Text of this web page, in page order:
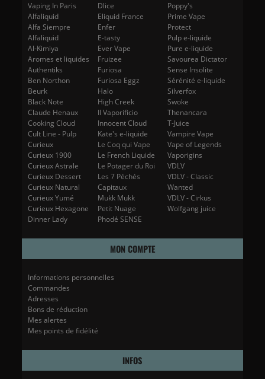
Vaping In Paris
Alfaliquid
Alfa Siempre
Alfaliquid
Al-Kimiya
Aromes et liquides
Authentiks
Ben Northon
Beurk
Black Note
Claude Henaux
Cooking Cloud
Cult Line - Pulp
Curieux
Curieux 1900
Curieux Astrale
Curieux Dessert
Curieux Natural
Curieux Yumé
Curieux Hexagone
Dinner Lady
Dlice
Eliquid France
Enfer
E-tasty
Ever Vape
Fruizee
Furiosa
Furiosa Eggz
Halo
High Creek
Il Vaporificio
Innocent Cloud
Kate's e-liquide
Le Coq qui Vape
Le French Liquide
Le Potager du Roi
Les 7 Péchés
Capitaux
Mukk Mukk
Petit Nuage
Phodé SENSE
Poppy's
Prime Vape
Protect
Pulp e-liquide
Pure e-liquide
Savourea Dictator
Sense Insolite
Sérénité e-liquide
Silverfox
Swoke
Thenancara
T-Juice
Vampire Vape
Vape of Legends
Vaporigins
VDLV
VDLV - Classic
Wanted
VDLV - Cirkus
Wolfgang juice
MON COMPTE
Informations personnelles
Commandes
Adresses
Bons de réduction
Mes alertes
Mes points de fidélité
INFOS